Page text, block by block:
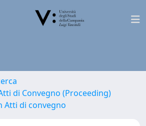
di Convegno (Proceeding)
Atti di convegno